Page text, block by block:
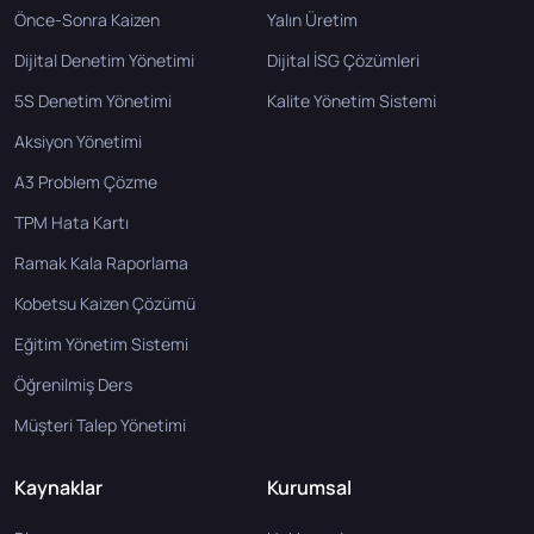
Önce-Sonra Kaizen
Dijital Denetim Yönetimi
5S Denetim Yönetimi
Aksiyon Yönetimi
A3 Problem Çözme
TPM Hata Kartı
Ramak Kala Raporlama
Kobetsu Kaizen Çözümü
Eğitim Yönetim Sistemi
Öğrenilmiş Ders
Müşteri Talep Yönetimi
Yalın Üretim
Dijital İSG Çözümleri
Kalite Yönetim Sistemi
Kaynaklar Kurumsal